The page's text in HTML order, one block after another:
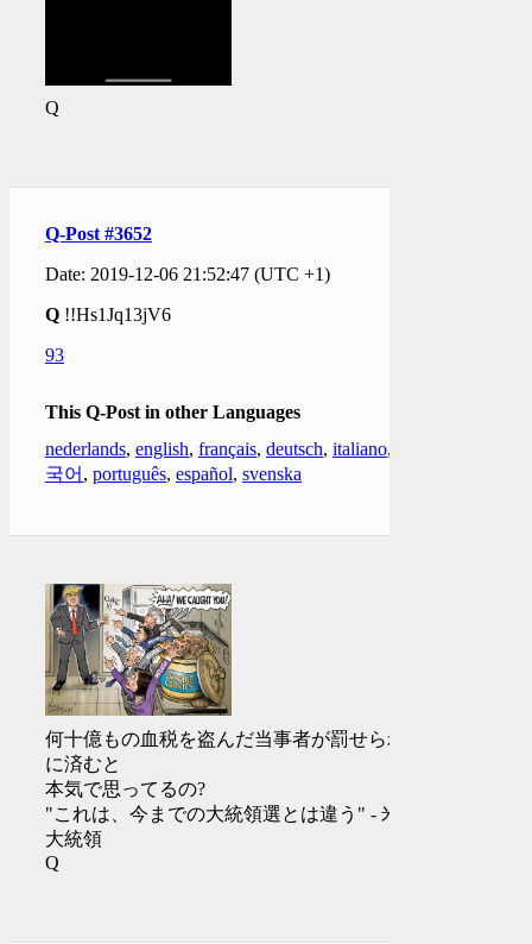
Q
Q-Post #3652
Date: 2019-12-06 21:52:47 (UTC +1)
Q !!Hs1Jq13jV6
93
This Q-Post in other Languages
nederlands, english, français, deutsch, italiano,
국어 , português, español, svenska
何十億もの血税を盗んだ当事者が罰せられず
に済むと
本気で思ってるの?
"これは、今までの大統領選とは違う" - 米国
大統領
Q